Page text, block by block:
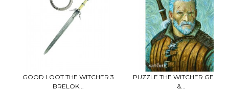
GOOD LOOT THE WITCHER 3
BRELOK...
PUZZLE THE WITCHER GERALT
&...